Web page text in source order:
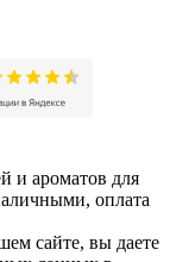
и ароматов для
оплата
сайте, вы даете